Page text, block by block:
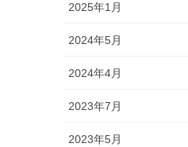
2025年1月
2024年5月
2024年4月
2023年7月
2023年5月